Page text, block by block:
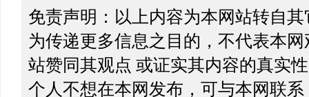
免责声明：以上内容为本网站转自
为传递更多信息之目的，不代表本
站赞同其观点 或证实其内容的真实
个人不想在本网发布，可与本网联